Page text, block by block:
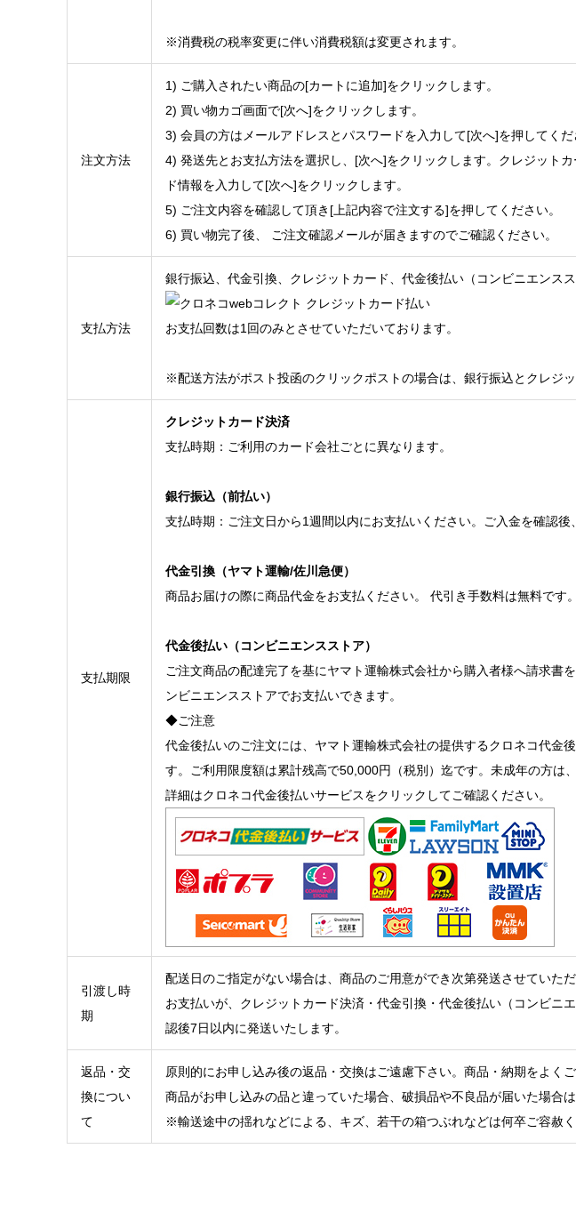
※消費税の税率変更に伴い消費税額は変更されます。
注文方法
1) ご購入されたい商品の[カートに追加]をクリックします。
2) 買い物カゴ画面で[次へ]をクリックします。
3) 会員の方はメールアドレスとパスワードを入力して[次へ]を押してく
4) 発送先とお支払方法を選択し、[次へ]をクリックします。クレジット
ド情報を入力して[次へ]をクリックします。
5) ご注文内容を確認して頂き[上記内容で注文する]を押してください。
6) 買い物完了後、 ご注文確認メールが届きますのでご確認ください。
支払方法
銀行振込、代金引換、クレジットカード、代金後払い（コンビニエンス
お支払回数は1回のみとさせていただいております。
※配送方法がポスト投函のクリックポストの場合は、銀行振込とクレジ
支払期限
クレジットカード決済
支払時期：ご利用のカード会社ごとに異なります。
銀行振込（前払い）
支払時期：ご注文日から1週間以内にお支払いください。ご入金を確認後
代金引換（ヤマト運輸/佐川急便）
商品お届けの際に商品代金をお支払ください。 代引き手数料は無料です。
代金後払い（コンビニエンスストア）
ご注文商品の配達完了を基にヤマト運輸株式会社から購入者様へ請求書
ンビニエンスストアでお支払いできます。
◆ご注意
代金後払いのご注文には、ヤマト運輸株式会社の提供するクロネコ代金
す。ご利用限度額は累計残高で50,000円（税別）迄です。未成年の方は
詳細はクロネコ代金後払いサービスをクリックしてご確認ください。
引渡し時
期
配送日のご指定がない場合は、商品のご用意ができ次第発送させていただ
お支払いが、クレジットカード決済・代金引換・代金後払い（コンビニ
認後7日以内に発送いたします。
返品・交
換につい
て
原則的にお申し込み後の返品・交換はご遠慮下さい。商品・納期をよく
商品がお申し込みの品と違っていた場合、破損品や不良品が届いた場合
※輸送途中の揺れなどによる、キズ、若干の箱つぶれなどは何卒ご容赦く